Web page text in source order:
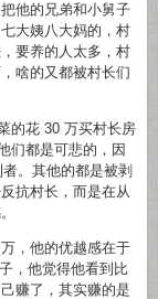
他的兄弟和小舅子
大姨八大妈的，村
要养的人太多，村
啥的又都被村长们
的花 30 万买村长房
们都是可悲的，因
。其他的都是被剥
抗村长，而是在从
，他的优越感在于
，他觉得他看到比
赚了，其实赚的是